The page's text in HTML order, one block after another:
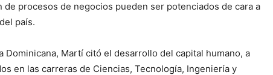
procesos de negocios pueden ser potenciados de cara a
país.
Dominicana, Martí citó el desarrollo del capital humano, a
en las carreras de Ciencias, Tecnología, Ingeniería y